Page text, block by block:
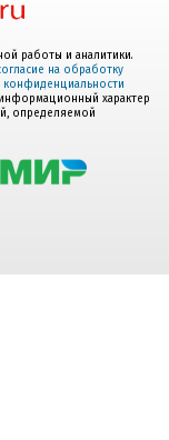
работы и аналитики.
на обработку
конфиденциальности
характер
определяемой